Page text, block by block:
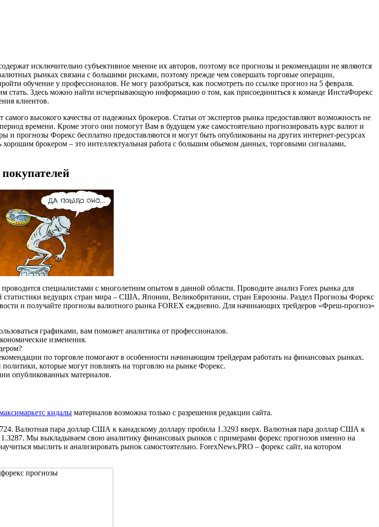
исключительно субъективное мнение их авторов, поэтому все прогнозы и рекомендации не являются
рынках связана с большими рисками, поэтому прежде чем совершать торговые операции,
обучение у профессионалов. Не могу разобраться, как посмотреть по ссылке прогноз на 5 февраля.
стать. Здесь можно найти исчерпывающую информацию о том, как присоединиться к команде ИнстаФорекс
клиентов.
высокого качества от надежных брокеров. Статьи от экспертов рынка предоставляют возможность не
времени. Кроме этого они помогут Вам в будущем уже самостоятельно прогнозировать курс валют и
прогнозы Форекс бесплатно предоставляются и могут быть опубликованы на других интернет-ресурсах
брокером – это интеллектуальная работа с большим обьемом данных, торговыми сигналами,
специалистами с многолетним опытом в данной области. Проводите анализ Forex рынка для
ведущих стран мира – США, Японии, Великобритании, стран Еврозоны. Раздел Прогнозы Форекс
и получайте прогнозы валютного рынка FOREX еждневно. Для начинающих трейдеров «Фреш-прогноз»
графиками, вам поможет аналитика от профессионалов.
изменения.
по торговле помогают в особенности начинающим трейдерам работать на финансовых рынках.
которые могут повлиять на торговлю на рынке Форекс.
опубликованных материалов.
кидалы материалов возможна только с разрешения редакции сайта.
Валютная пара доллар США к канадскому доллару пробила 1.3293 вверх. Валютная пара доллар США к
1.3287. Мы выкладываем свою аналитику финансовых рынков с примерами форекс прогнозов именно на
мыслить и анализировать рынок самостоятельно. ForexNews.PRO – форекс сайт, на котором